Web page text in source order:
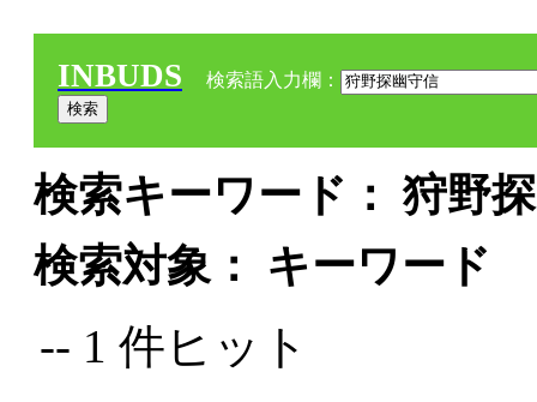
INBUDS 検索語入力欄：
検索キーワード： 狩野
検索対象： キーワード
-- 1 件ヒット